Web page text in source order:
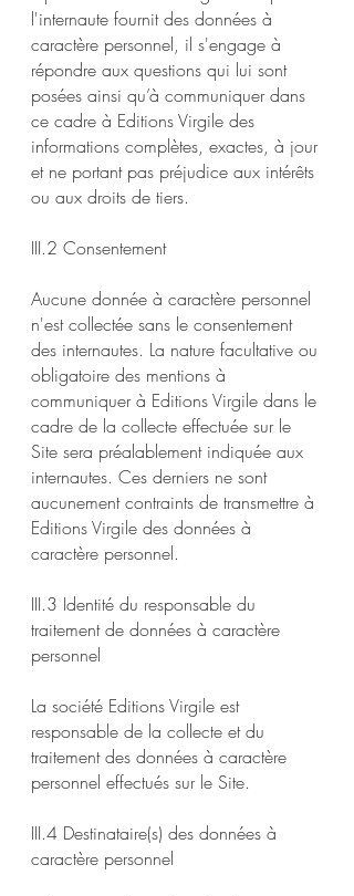
l'internaute fournit des données à
caractère personnel, il s'engage à
répondre aux questions qui lui sont
posées ainsi qu’à communiquer dans
ce cadre à Editions Virgile des
informations complètes, exactes, à jour
et ne portant pas préjudice aux intérêts
ou aux droits de tiers.
III.2 Consentement
Aucune donnée à caractère personnel
n'est collectée sans le consentement
des internautes. La nature facultative ou
obligatoire des mentions à
communiquer à Editions Virgile dans le
cadre de la collecte effectuée sur le
Site sera préalablement indiquée aux
internautes. Ces derniers ne sont
aucunement contraints de transmettre à
Editions Virgile des données à
caractère personnel.
III.3 Identité du responsable du
traitement de données à caractère
personnel
La société Editions Virgile est
responsable de la collecte et du
traitement des données à caractère
personnel effectués sur le Site.
III.4 Destinataire(s) des données à
caractère personnel